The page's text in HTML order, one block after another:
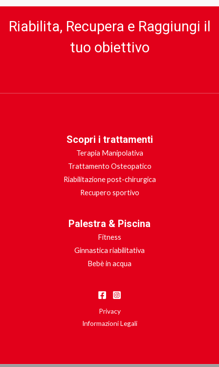
Riabilita, Recupera e Raggiungi il
tuo obiettivo
Scopri i trattamenti
Terapia Manipolativa
Trattamento Osteopatico
Riabilitazione post-chirurgica
Recupero sportivo
Palestra & Piscina
Fitness
Ginnastica riabilitativa
Bebè in acqua
Privacy
Informazioni Legali